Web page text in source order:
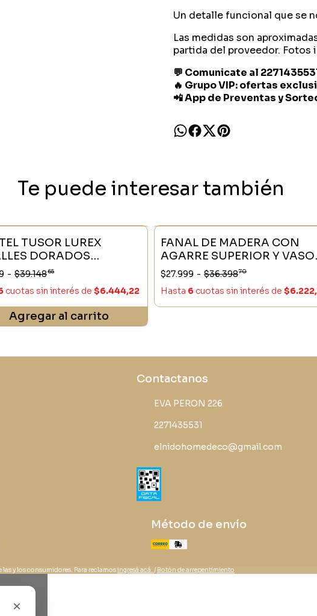
Un detalle funcional que se
Las medidas son
partida del proveedor. Fotos
💬 Comunicate al
🔥 Grupo VIP: ofertas
📲 App de Preventas y
Te puede interesar también
TUSOR LUREX
DORADOS
PREMIUM
- $39.14865
cuotas sin interés de $6.444,22
Agregar al carrito
SIN STOCK
FANAL DE MADERA CON
AGARRE SUPERIOR Y VASO
DE VIDRIO MEDIUM
$27.999 - $36.39870
Hasta 6 cuotas sin interés de
Contactanos
EVA PERON 226
2271435531
elnidohomedeco@gmail.com
Método de envío
las y los consumidores. Para reclamosingresá acá. / Botón de arrepentimiento
×